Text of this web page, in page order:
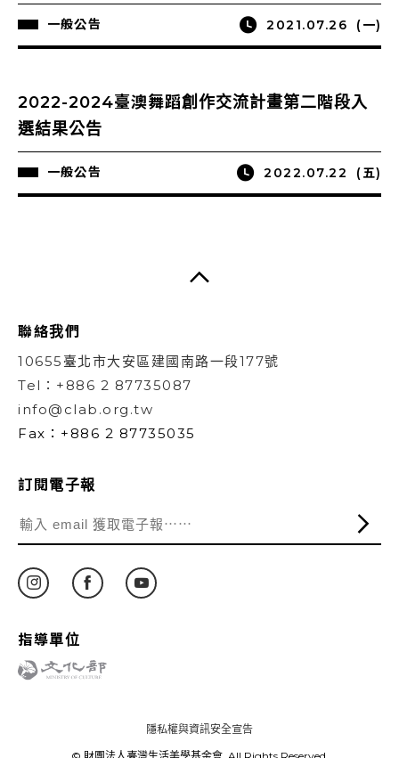
一般公告 2021.07.26 (一)
2022-2024臺澳舞蹈創作交流計畫第二階段入
選結果公告
一般公告 2022.07.22 (五)
聯絡我們
10655臺北市大安區建國南路一段177號
Tel：+886 2 87735087
info@clab.org.tw
Fax：+886 2 87735035
訂閱電子報
指導單位
隱私權與資訊安全宣告
© 財團法人臺灣生活美學基金會. All Rights Reserved.